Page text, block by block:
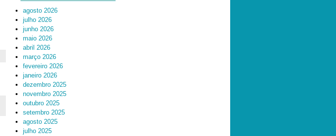
agosto 2026
julho 2026
junho 2026
maio 2026
abril 2026
março 2026
fevereiro 2026
janeiro 2026
dezembro 2025
novembro 2025
outubro 2025
setembro 2025
agosto 2025
julho 2025